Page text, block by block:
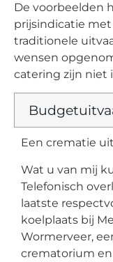
De voorbeelden
prijsindicatie
traditionele
wensen
catering zijn niet
Een crematie
Wat u van mij
Telefonisch
laatste
koelplaats bij
Wormerveer,
crematorium